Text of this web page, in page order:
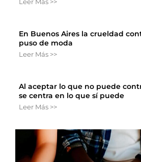
Leer Más >>
En Buenos Aires la crueldad
puso de moda
Leer Más >>
Al aceptar lo que no puede
se centra en lo que sí puede
Leer Más >>